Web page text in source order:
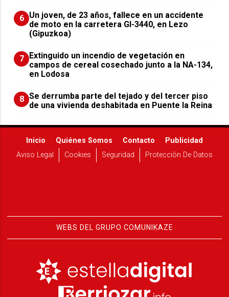
6 Un joven, de 23 años, fallece en un accidente
de moto en la carretera GI-3440, en Lezo
(Gipuzkoa)
7 Extinguido un incendio de vegetación en
campos de cereal cosechado junto a la NA-134,
en Lodosa
8 Se derrumba parte del tejado y del tercer piso
de una vivienda deshabitada en Puente la Reina
Inicio Quiénes Somos Contacto
Publicidad
Aviso Legal
Cookies Seguridad Protección De Datos
WEBS DEL GRUPO COMUNIKAZE